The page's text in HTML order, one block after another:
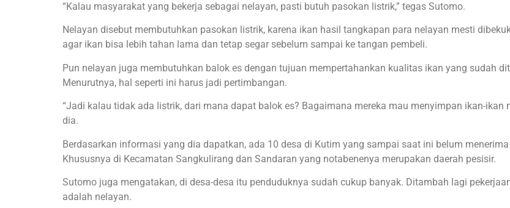
“Kalau masyarakat yang bekerja sebagai nelayan, pasti butuh pasokan listrik,” tegas Sutomo.
Nelayan disebut membutuhkan pasokan listrik, karena ikan hasil tangkapan para nelayan mesti
agar ikan bisa lebih tahan lama dan tetap segar sebelum sampai ke tangan pembeli.
Pun nelayan juga membutuhkan balok es dengan tujuan mempertahankan kualitas ikan yang sudah
Menurutnya, hal seperti ini harus jadi pertimbangan.
“Jadi kalau tidak ada listrik, dari mana dapat balok es? Bagaimana mereka mau menyimpan ikan-ikan
dia.
Berdasarkan informasi yang dia dapatkan, ada 10 desa di Kutim yang sampai saat ini belum
Khususnya di Kecamatan Sangkulirang dan Sandaran yang notabenenya merupakan daerah pesisir.
Sutomo juga mengatakan, di desa-desa itu penduduknya sudah cukup banyak. Ditambah lagi
adalah nelayan.